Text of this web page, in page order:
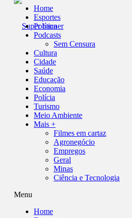
Home
Esportes
Política
Podcasts
Sem Censura
Cultura
Cidade
Saúde
Educação
Economia
Polícia
Turismo
Meio Ambiente
Mais +
Filmes em cartaz
Agronegócio
Empregos
Geral
Minas
Ciência e Tecnologia
Menu
Home